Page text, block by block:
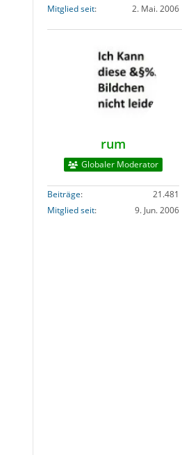
Mitglied seit
2. Mai. 2006
rum
Globaler Moderator
Beiträge
21.481
Mitglied seit
9. Jun. 2006